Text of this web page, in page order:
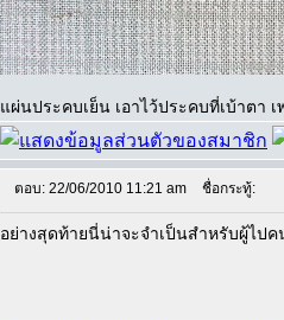
แผ่นประคบเย็น เอาไว้ประคบที่เบ้าตา
ตอบ: 22/06/2010 11:21 am ชื่อกระทู้:
อย่างสุดท้ายนี่น่าจะจำเป็นสำหรับผู้ไป